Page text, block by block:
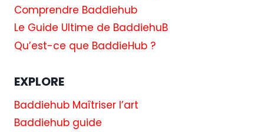
MARIÉE
À
VEGAS
Comprendre Baddiehub
Le Guide Ultime de BaddiehuB
Qu’est-ce que BaddieHub ?
EXPLORE
Baddiehub Maîtriser l’art
Baddiehub guide